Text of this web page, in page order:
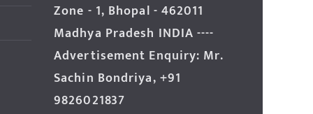
Zone - 1, Bhopal - 462011
Madhya Pradesh INDIA ----
Advertisement Enquiry: Mr.
Sachin Bondriya, +91
9826021837